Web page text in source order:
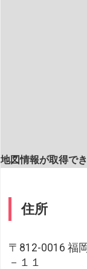
地図情報が取得で
住所
〒812-0016 福
－１１